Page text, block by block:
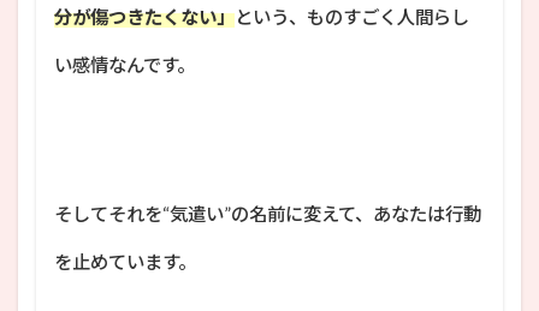
分が傷つきたくない」という、ものすごく人間らし
い感情なんです。
そしてそれを“気遣い”の名前に変えて、あなたは行動
を止めています。